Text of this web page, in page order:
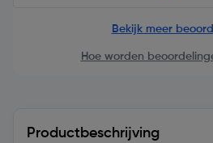
Bekijk meer
Hoe worden
Productbeschrijving